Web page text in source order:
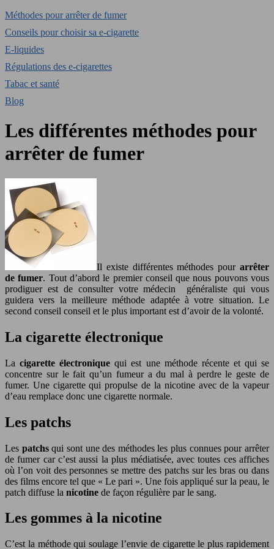
Méthodes pour arrêter de fumer
Conseils pour choisir sa e-cigarette
E-liquides
Régulations des e-cigarettes
Tabac et santé
Blog
Les différentes méthodes pour
arrêter de fumer
Il existe différentes méthodes pour arrêter
de fumer. Tout d’abord le premier conseil que nous pouvons vous
prodiguer est de consulter votre médecin généraliste qui vous
guidera vers la meilleure méthode adaptée à votre situation. Le
second conseil conseil et le plus important est d’avoir de la volonté.
La cigarette électronique
Lacigarette électronique qui est une méthode récente et qui se
concentre sur le fait qu’un fumeur a du mal à perdre le geste de
fumer. Une cigarette qui propulse de la nicotine avec de la vapeur
d’eau remplace donc une cigarette normale.
Les patchs
Les patchsqui sont une des méthodes les plus connues pour arrêter
de fumer car c’est aussi la plus médiatisée, avec toutes ces affiches
où l’on voit des personnes se mettre des patchs sur les bras ou dans
des films encore tel que « Le pari ». Une fois appliqué sur la peau, le
patch diffuse la nicotine de façon régulière par le sang.
Les gommes à la nicotine
C’est la méthode qui soulage l’envie de cigarette le plus rapidement